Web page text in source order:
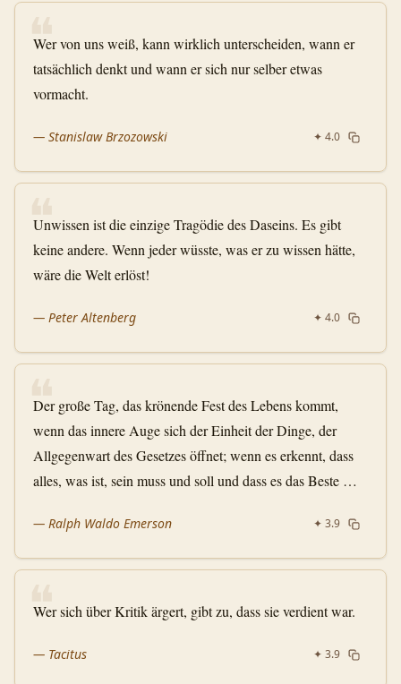
❝
Wer von uns weiß, kann wirklich unterscheiden, wann er
tatsächlich denkt und wann er sich nur selber etwas
vormacht.
— Stanislaw Brzozowski ✦ 4.0
❝
Unwissen ist die einzige Tragödie des Daseins. Es gibt
keine andere. Wenn jeder wüsste, was er zu wissen hätte,
wäre die Welt erlöst!
— Peter Altenberg ✦ 4.0
❝
Der große Tag, das krönende Fest des Lebens kommt,
wenn das innere Auge sich der Einheit der Dinge, der
Allgegenwart des Gesetzes öffnet; wenn es erkennt, dass
alles, was ist, sein muss und soll und dass es das Beste …
— Ralph Waldo Emerson ✦ 3.9
❝
Wer sich über Kritik ärgert, gibt zu, dass sie verdient war.
— Tacitus ✦ 3.9